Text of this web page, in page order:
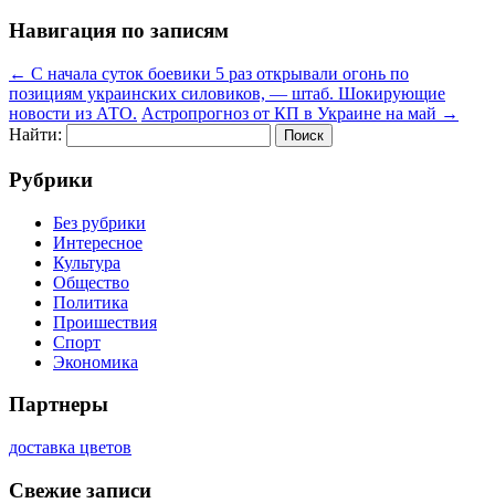
Навигация по записям
← С начала суток боевики 5 раз открывали огонь по
позициям украинских силовиков, — штаб. Шокирующие
новости из АТО. Астропрогноз от КП в Украине на май →
Найти:
Рубрики
Без рубрики
Интересное
Культура
Общество
Политика
Проишествия
Спорт
Экономика
Партнеры
доставка цветов
Свежие записи